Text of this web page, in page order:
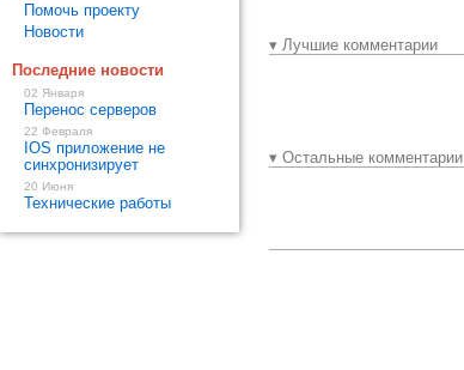
▾ Лучшие комментарии
▾ Остальные комментарии
Помочь проекту
Новости
Последние новости
02 Января
Перенос серверов
22 Февраля
IOS приложение не
синхронизирует
20 Июня
Технические работы